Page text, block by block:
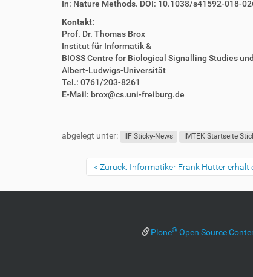
In: Nature Methods. DOI: 10.1038/s41592-018-
Kontakt:
Prof. Dr. Thomas Brox
Institut für Informatik &
BIOSS Centre for Biological Signalling Studies
Albert-Ludwigs-Universität
Tel.: 0761/203-8261
E-Mail: brox@cs.uni-freiburg.de
ß
n
abgelegt unter: IIF Sticky-News IMTEK Startseite
Zurück: Informatiker Frank Hutter erhält
Plone® Open Source